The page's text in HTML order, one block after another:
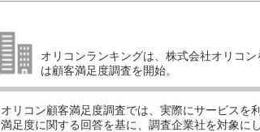
オリコンランキングは、株式会社オリコ
は顧客満足度調査を開始。
オリコン顧客満足度調査では、実際にサービスを
満足度に関する回答を基に、調査企業社を対象に